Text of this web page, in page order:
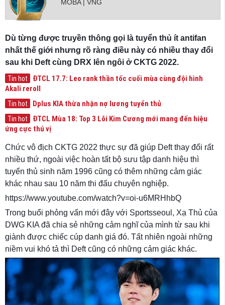
MOBA | VNG
Dù từng được truyền thông gọi là tuyển thủ ít antifan
nhất thế giới nhưng rõ ràng điều này có nhiều thay đổi
sau khi Deft cùng DRX lên ngôi ở CKTG 2022.
Tin hot
ĐTCL 17.7: Leo rank thần tốc cuối mùa cùng đội hình
Akali reroll
Tin hot Dplus KIA thừa nhận nợ lương tuyển thủ
Tin hot
ĐTCL Mùa 18: Top 3 Lõi Kim Cương mới mang đến hiệu
ứng cực thú vị
Chức vô địch CKTG 2022 thực sự đã giúp Deft thay đổi rất
nhiều thứ, ngoài việc hoàn tất bộ sưu tập danh hiệu thì
tuyển thủ sinh năm 1996 cũng có thêm những cảm giác
khác nhau sau 10 năm thi đấu chuyên nghiệp.
https://www.youtube.com/watch?v=oi-u6MRHhbQ
Trong buổi phỏng vấn mới đây với Sportsseoul, Xạ Thủ của
DWG KIA đã chia sẻ những cảm nghĩ của mình từ sau khi
giành được chiếc cúp danh giá đó. Tất nhiên ngoài những
niềm vui khó tả thì Deft cũng có những cảm giác khác.